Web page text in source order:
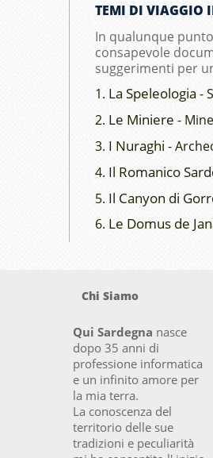
TEMI DI VIAGGIO
In qualunque
consapevole
suggerimenti per
1. La Speleologia-
2. Le Miniere -
3. I Nuraghi -
4. Il Romanico
5. Il Canyon di
6. Le Domus de
Chi Siamo
Qui Sardegna nasce
dopo 35 anni di
professione informatica
e un infinito amore per
la mia terra.
La conoscenza del
territorio delle sue
tradizioni e peculiarità